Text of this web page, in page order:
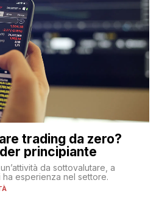
trading da zero?
principiante
da sottovalutare, a
esperienza nel settore.